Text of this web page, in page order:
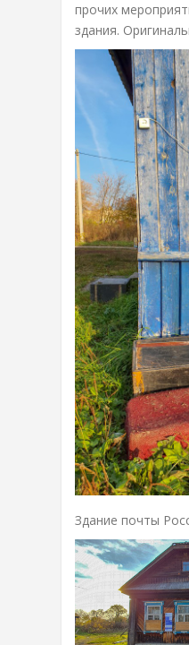
прочих
здания.
Здание почты